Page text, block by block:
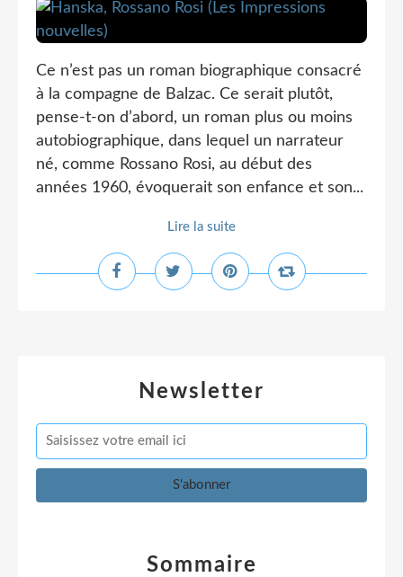
Ce n’est pas un roman biographique consacré
à la compagne de Balzac. Ce serait plutôt,
pense-t-on d’abord, un roman plus ou moins
autobiographique, dans lequel un narrateur
né, comme Rossano Rosi, au début des
années 1960, évoquerait son enfance et son...
Lire la suite
Newsletter
Sommaire